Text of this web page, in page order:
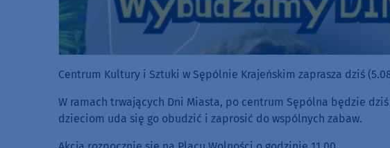
Centrum Kultury i Sztuki w Sępólnie Krajeńskim zaprasza dziś
W ramach trwających Dni Miasta, po centrum Sępólna będzie dziś
dzieciom uda się go obudzić i zaprosić do wspólnych zabaw.